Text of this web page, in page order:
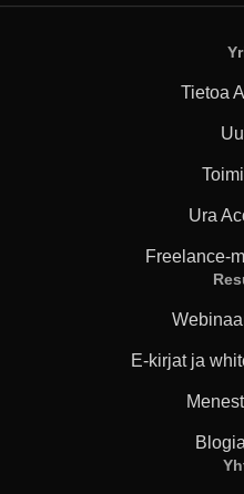
Tietoa
Ura
Freelance-
E-kirjat ja